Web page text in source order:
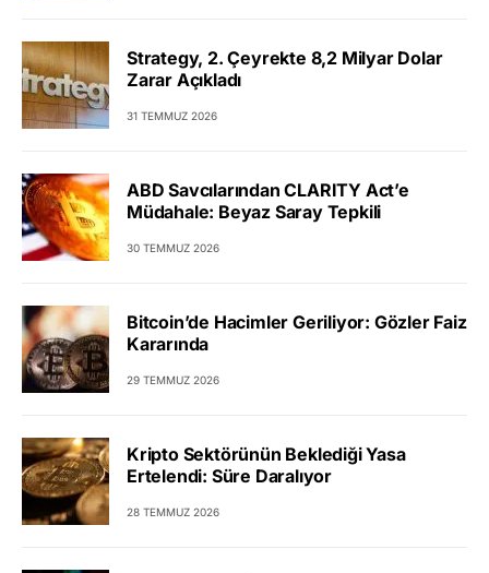
Strategy, 2. Çeyrekte 8,2 Milyar Dolar
Zarar Açıkladı
31 TEMMUZ 2026
ABD Savcılarından CLARITY Act’e
Müdahale: Beyaz Saray Tepkili
30 TEMMUZ 2026
Bitcoin’de Hacimler Geriliyor: Gözler Faiz
Kararında
29 TEMMUZ 2026
Kripto Sektörünün Beklediği Yasa
Ertelendi: Süre Daralıyor
28 TEMMUZ 2026